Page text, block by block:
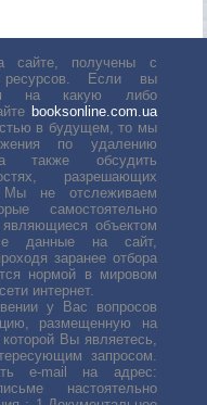
сайте, получены с
ресурсов. Если вы
на какую либо
booksonline.com.ua
в будущем, то мы
по удалению
а также обсудить
разрешающих
Мы не отслеживаем
самостоятельно
являющиеся объектом
данные на сайт,
заранее отбора
нормой в мировом
интернет.
у Вас вопросов
размещенную на
Вы являетесь,
запросом.
е-mail на адрес:
настоятельно